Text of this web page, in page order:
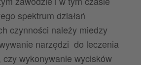
spektrum działań
czynności należy miedzy
narzędzi do leczenia
wykonywanie wycisków